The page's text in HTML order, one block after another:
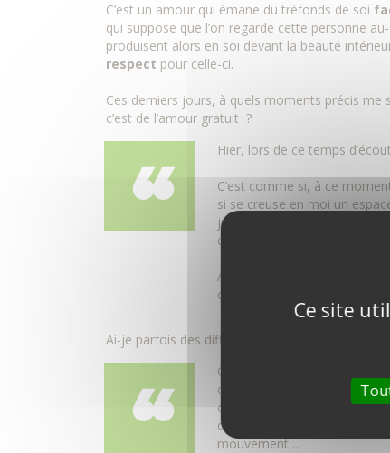
C’est un amour qui émane du tréfonds de soi
qui suppose que l’on regarde cette personne
produisent alors en soi devant la beauté
respect pour celle-ci.
Ces derniers jours, à quels moments précis
c’est de l’amour gratuit ?
Hier, lors de ce temps
C’est comme si, à ce
si se creuse en moi un
jugement, de bienveillance.
est sans condition !
A ce moment-là, c’est en
c’est offert ! Je me sens
Ai-je parfois des difficultés à aimer gratuitement ?
Oui, clairement ! Il m’arrive
choix, se trompe de route,
cette peur me tend, me
disposition… Je suis tenté de
mouvement…
Ce site